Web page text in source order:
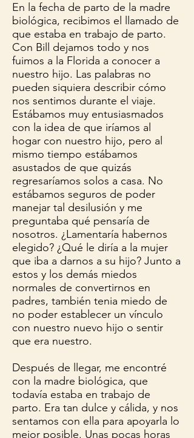
En la fecha de parto de la madre
biológica, recibimos el llamado de
que estaba en trabajo de parto.
Con Bill dejamos todo y nos
fuimos a la Florida a conocer a
nuestro hijo. Las palabras no
pueden siquiera describir cómo
nos sentimos durante el viaje.
Estábamos muy entusiasmados
con la idea de que iríamos al
hogar con nuestro hijo, pero al
mismo tiempo estábamos
asustados de que quizás
regresaríamos solos a casa. No
estábamos seguros de poder
manejar tal desilusión y me
preguntaba qué pensaría de
nosotros. ¿Lamentaría habernos
elegido? ¿Qué le diría a la mujer
que iba a darnos a su hijo? Junto a
estos y los demás miedos
normales de convertirnos en
padres, también tenia miedo de
no poder establecer un vínculo
con nuestro nuevo hijo o sentir
que era nuestro.
Después de llegar, me encontré
con la madre biológica, que
todavía estaba en trabajo de
parto. Era tan dulce y cálida, y nos
sentamos con ella para apoyarla lo
mejor posible. Unas pocas horas